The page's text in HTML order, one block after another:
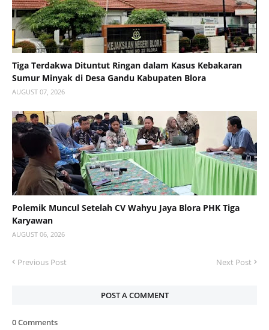
Tiga Terdakwa Dituntut Ringan dalam Kasus Kebakaran
Sumur Minyak di Desa Gandu Kabupaten Blora
AUGUST 07, 2026
Polemik Muncul Setelah CV Wahyu Jaya Blora PHK Tiga
Karyawan
AUGUST 06, 2026
Previous Post Next Post
POST A COMMENT
0 Comments